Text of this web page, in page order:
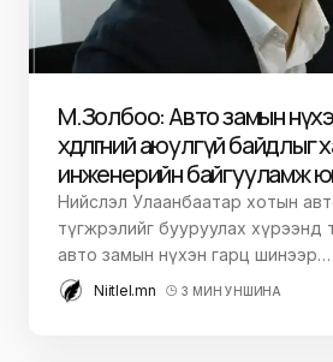
М.Золбоо: Авто замын
хөдөлгөөний аюулгүй байдлыг
инженерийн байгууламж
Нийслэл Улаанбаатар хотын
түгжрэлийг бууруулах хүрээнд
авто замын нүхэн гарц шинээр…
Niitlel.mn 3 МИН УНШИНА